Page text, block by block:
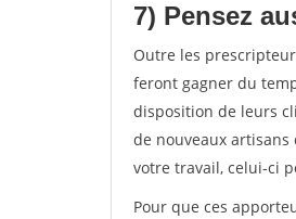
7) Pensez
Outre les
feront gagner du
disposition de leurs
de nouveaux
votre travail, celui-ci
Pour que ces